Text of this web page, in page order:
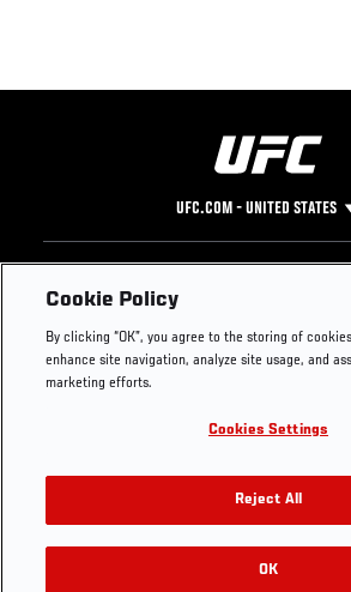
UFC.COM - UNITED STATES
Footer
UFC
UFC Foundation
UFC Careers
Store
UFC Video
Instagram
YouTube
TikTok
Twitter
Cookie Policy
By clicking “OK”, you agree to the storing of
enhance site navigation, analyze site usage, and
marketing efforts.
Cookies Settings
Reject All
OK